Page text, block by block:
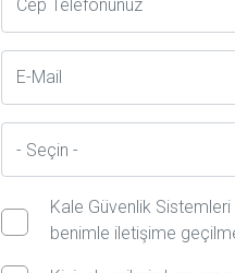
E-
Posta
İl
Kale Güvenlik Sistemleri
benimle iletişime